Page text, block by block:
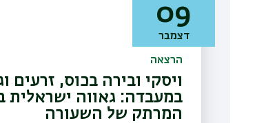
09
דצמבר
הרצאה
ויסקי ובירה בכוס, זרעים וגנים
במעבדה: גאווה ישראלית
המרתק של השעורה